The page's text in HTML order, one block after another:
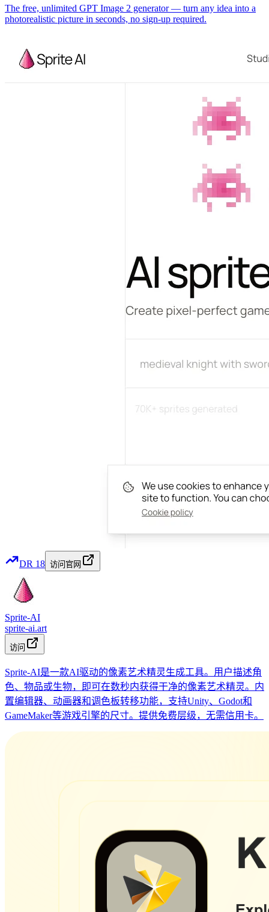
The free, unlimited GPT Image 2 generator — turn any idea into a
photorealistic picture in seconds, no sign-up required.
DR 18 访问官网
Sprite-AI
sprite-ai.art
访问
Sprite-AI是一款AI驱动的像素艺术精灵生成工具。用户描述角
色、物品或生物，即可在数秒内获得干净的像素艺术精灵。内
置编辑器、动画器和调色板转移功能，支持Unity、Godot和
GameMaker等游戏引擎的尺寸。提供免费层级，无需信用卡。